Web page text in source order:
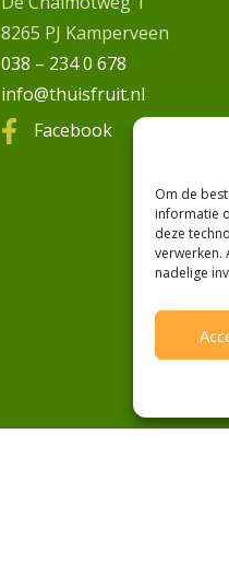
Om de
informatie
deze
verwerken.
nadelige
8265 PJ Kamperveen
038 – 234 0 678
info@thuisfruit.nl
Facebook